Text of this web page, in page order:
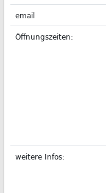
email
Öffnungszeiten:
weitere Infos: